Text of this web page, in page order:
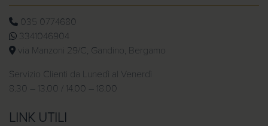
035 0774680
3341046904
via Manzoni 29/C, Gandino, Bergamo
Servizio Clienti da Lunedì al Venerdì
8.30 – 13.00 / 14.00 – 18.00
LINK UTILI